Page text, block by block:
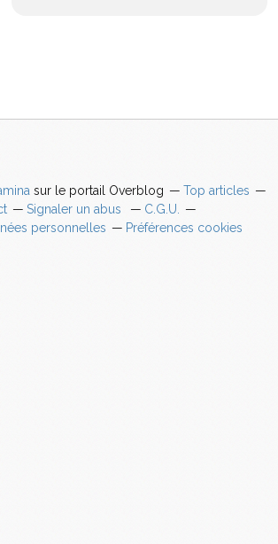
sur le portail Overblog
Top articles
Signaler un abus
C.G.U.
personnelles
Préférences cookies